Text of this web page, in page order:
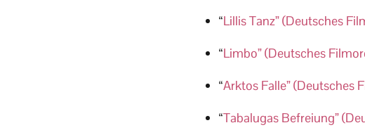
“Lillis Tanz” (Deutsches
“Limbo” (Deutsches
“Arktos Falle” (Deutsches
“Tabalugas Befreiung”